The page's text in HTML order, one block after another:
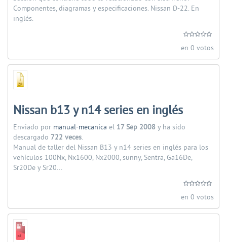
Componentes, diagramas y especificaciones. Nissan D-22. En
inglés.
en 0 votos
Nissan b13 y n14 series en inglés
Enviado por manual-mecanica el 17 Sep 2008 y ha sido
descargado 722 veces.
Manual de taller del Nissan B13 y n14 series en inglés para los
vehículos 100Nx, Nx1600, Nx2000, sunny, Sentra, Ga16De,
Sr20De y Sr20...
en 0 votos